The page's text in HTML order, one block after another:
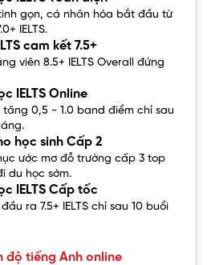
gọn, cá nhân hóa bắt đầu từ
IELTS.
cam kết 7.5+
viên 8.5+ IELTS Overall đứng
IELTS Online
tăng 0,5 - 1.0 band điểm chỉ sau
học sinh Cấp 2
ước mơ đỗ trường cấp 3 top
du học sớm.
IELTS Cấp tốc
ra 7.5+ IELTS chỉ sau 10 buổi
độ tiếng Anh online